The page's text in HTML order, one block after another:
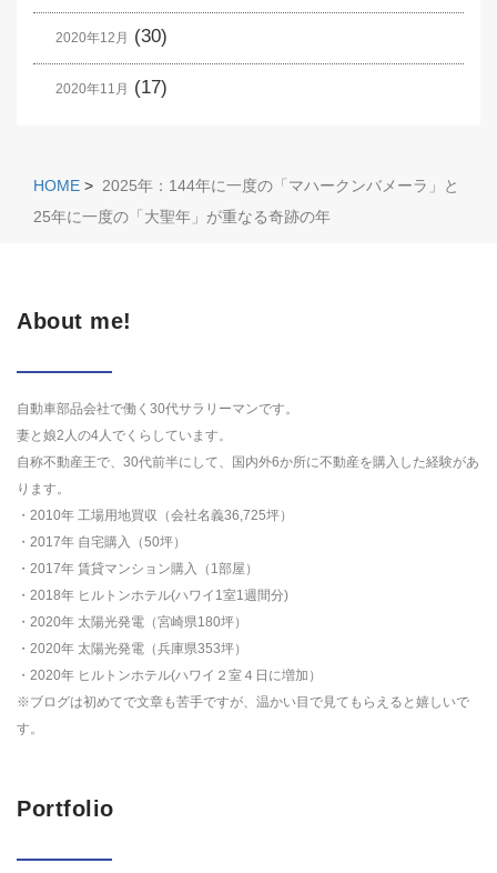
2020年12月 (30)
2020年11月 (17)
HOME > 2025年：144年に一度の「マハークンバメーラ」と
25年に一度の「大聖年」が重なる奇跡の年
About me!
自動車部品会社で働く30代サラリーマンです。
妻と娘2人の4人でくらしています。
自称不動産王で、30代前半にして、国内外6か所に不動産を購入した経験があ
ります。
・2010年 工場用地買収（会社名義36,725坪）
・2017年 自宅購入（50坪）
・2017年 賃貸マンション購入（1部屋）
・2018年 ヒルトンホテル(ハワイ1室1週間分)
・2020年 太陽光発電（宮崎県180坪）
・2020年 太陽光発電（兵庫県353坪）
・2020年 ヒルトンホテル(ハワイ２室４日に増加）
※ブログは初めてで文章も苦手ですが、温かい目で見てもらえると嬉しいで
す。
Portfolio